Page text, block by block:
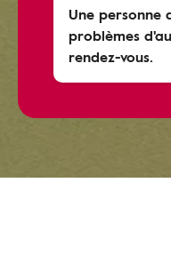
Une personne
problèmes
rendez-vous.